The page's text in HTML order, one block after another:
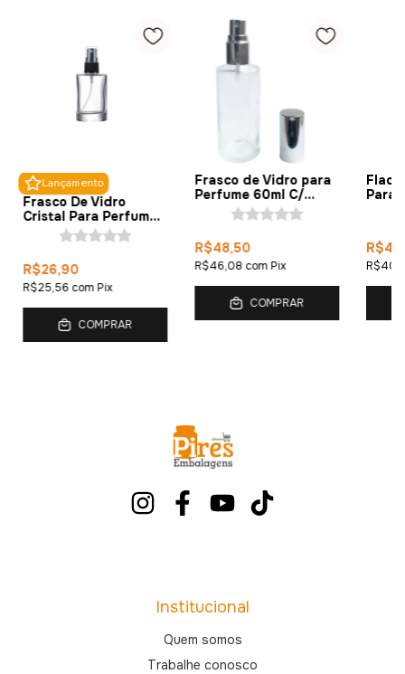
Lançamento
Frasco De Vidro
Cristal Para Perfume
7ml (10 Peças)
R$26,90
R$25,56 com Pix
COMPRAR
Frasco de Vidro para
Perfume 60ml C/
Válvula Spray (5
Peças)
R$48,50
R$46,08 com Pix
COMPRAR
Para
Institucional
Quem somos
Trabalhe conosco